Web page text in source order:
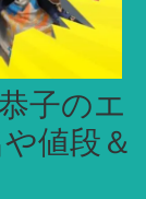
子のエ
値段＆